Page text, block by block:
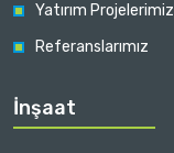
Yatırım Projelerimiz
Referanslarımız
İnşaat